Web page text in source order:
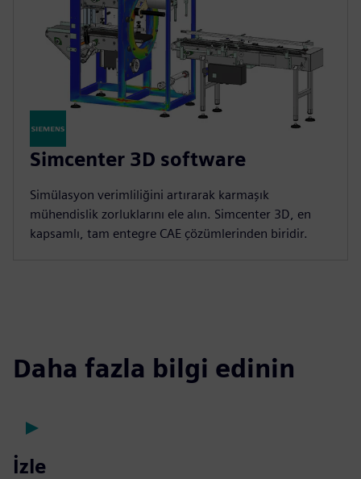
Simcenter 3D software
Simülasyon verimliliğini artırarak karmaşık
mühendislik zorluklarını ele alın. Simcenter 3D, en
kapsamlı, tam entegre CAE çözümlerinden biridir.
Daha fazla bilgi edinin
İzle